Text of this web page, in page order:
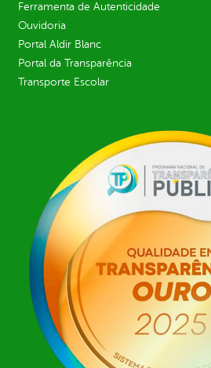
Ferramenta de Autenticidade
Ouvidoria
Portal Aldir Blanc
Portal da Transparência
Transporte Escolar